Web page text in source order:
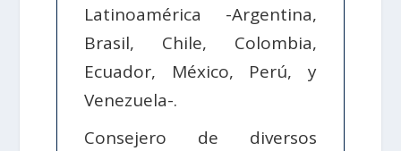
Latinoamérica -Argentina,
Brasil, Chile, Colombia,
Ecuador, México, Perú, y
Venezuela-.
Consejero de diversos